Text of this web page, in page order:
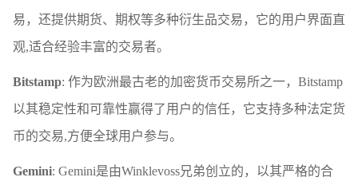
易，还提供期货、期权等多种衍生品交易，它的用户界面直
观,适合经验丰富的交易者。
Bitstamp: 作为欧洲最古老的加密货币交易所之一，Bitstamp
以其稳定性和可靠性赢得了用户的信任，它支持多种法定货
币的交易,方便全球用户参与。
Gemini: Gemini是由Winklevoss兄弟创立的，以其严格的合